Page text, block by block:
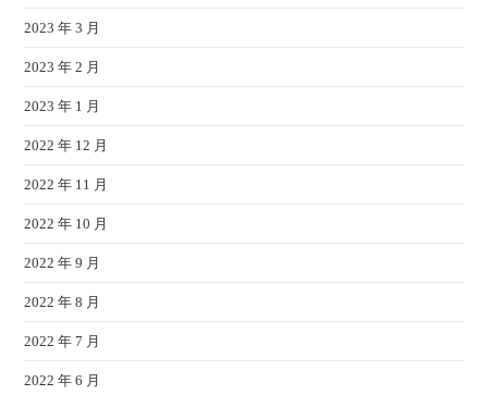
2023 年 3 月
2023 年 2 月
2023 年 1 月
2022 年 12 月
2022 年 11 月
2022 年 10 月
2022 年 9 月
2022 年 8 月
2022 年 7 月
2022 年 6 月